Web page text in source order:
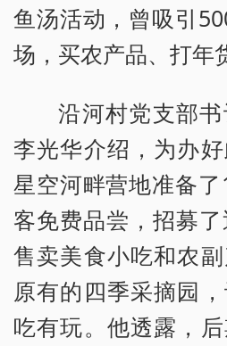
鱼汤活动，曾吸引
场，买农产品、打年
沿河村党支部
李光华介绍，为办
星空河畔营地准备
客免费品尝，招募
售卖美食小吃和农
原有的四季采摘园
吃有玩。他透露，